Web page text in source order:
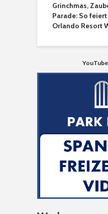
Grinchmas,
Parade: So
Orlando Resort